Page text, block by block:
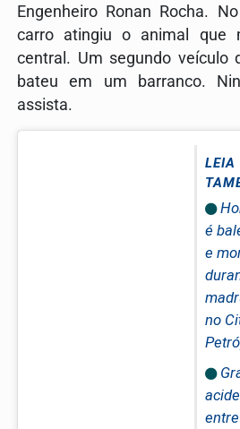
Engenheiro Ronan Rocha.
carro atingiu o animal que
central. Um segundo veículo
bateu em um barranco.
assista.
LEIA
é
e
no
entre